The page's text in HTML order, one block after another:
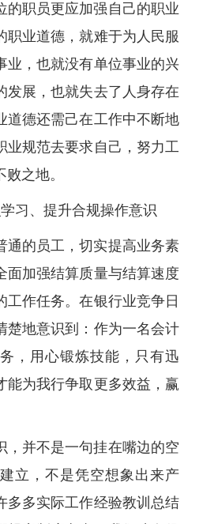
的职员更应加强自己的职业
职业道德，就难于为人民服
业，也就没有单位事业的兴
发展，也就失去了人身存在
道德还需己在工作中不断地
业规范去要求自己，努力工
之地。
习、提升合规操作意识
通的员工，切实提高业务素
面加强结算质量与结算速度
工作任务。在银行业竞争日
楚地意识到：作为一名会计
，用心锻炼技能，只有迅
能为我行争取更多效益，赢
，并不是一句挂在嘴边的空
立，不是凭空想象出来产
多多实际工作经验教训总结